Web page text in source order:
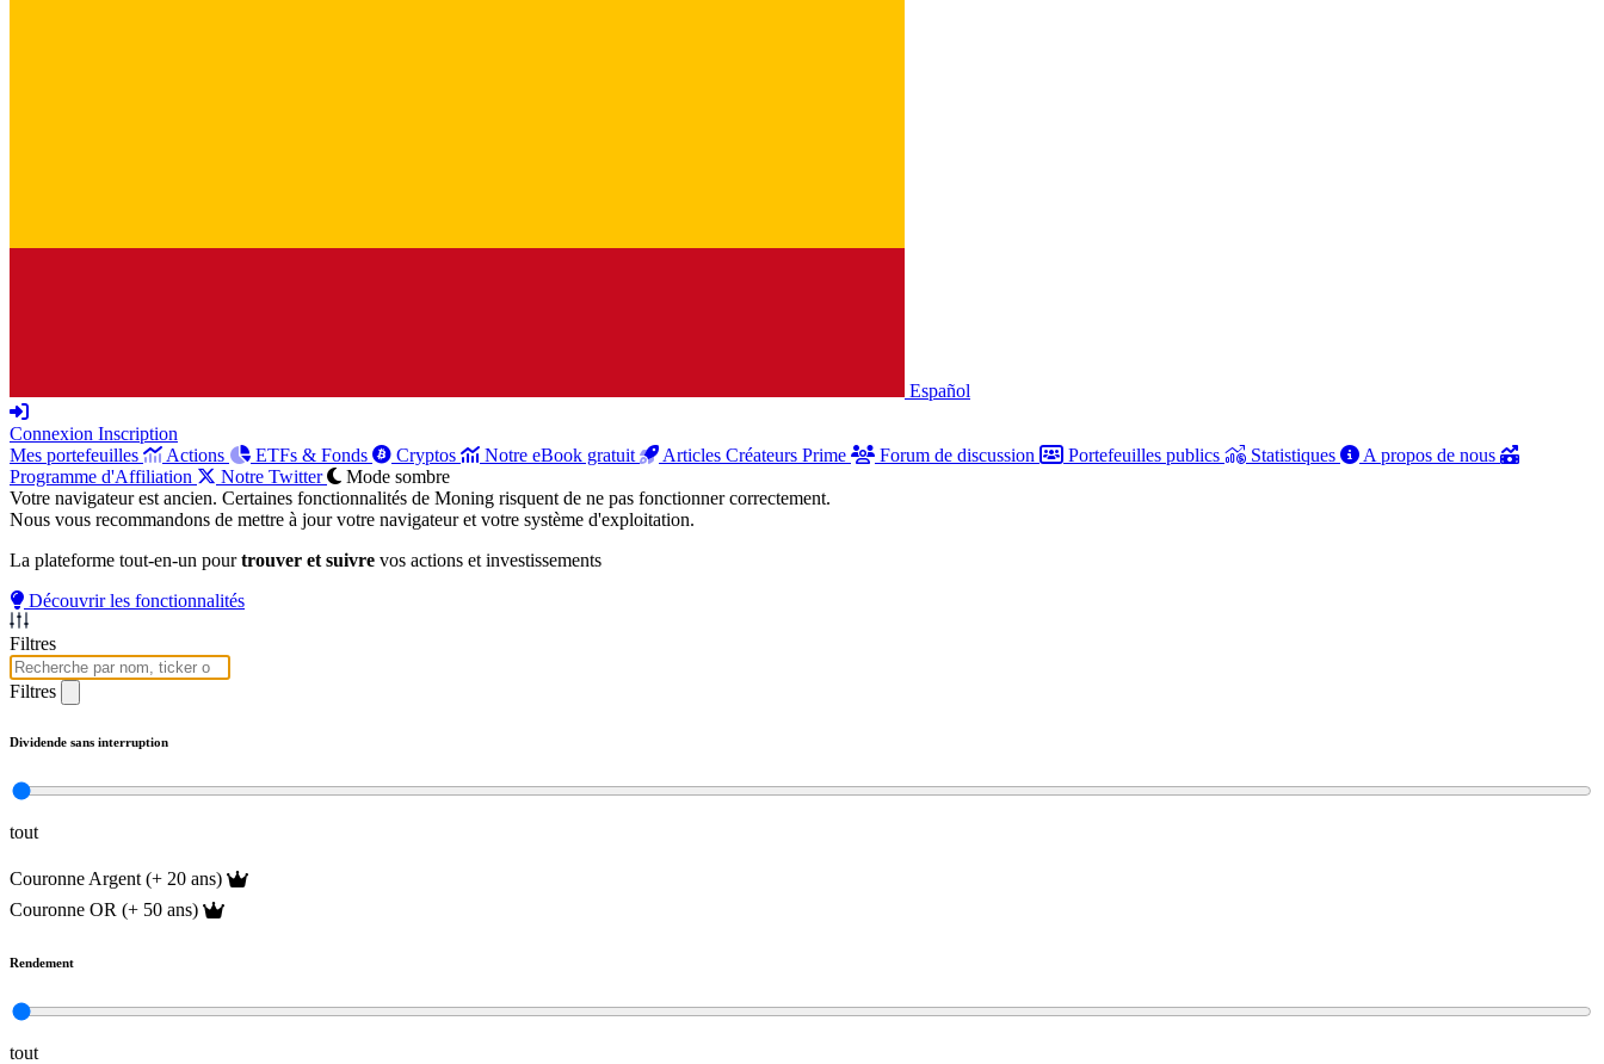
Español
Connexion Inscription
Mes portefeuilles
Actions ETFs & Fonds Cryptos Notre eBook gratuit Articles Créateurs Prime Forum de discussion Portefeuilles publics Statistiques
A propos de nous
Programme d'Affiliation
Notre Twitter
Mode sombre
Votre navigateur est ancien. Certaines fonctionnalités de Moning risquent de ne pas fonctionner correctement.
Nous vous recommandons de mettre à jour votre navigateur et votre système d'exploitation.
La plateforme tout-en-un pourtrouver et suivre vos actions et investissements
Découvrir les fonctionnalités
Filtres
Filtres
Dividende sans interruption
tout
Couronne Argent (+ 20 ans)
Couronne OR (+ 50 ans)
Rendement
tout